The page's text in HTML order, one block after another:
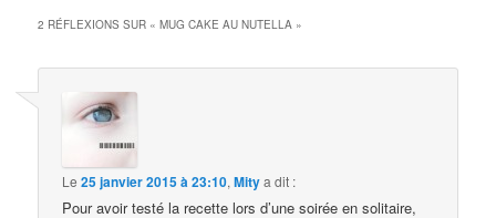
2 RÉFLEXIONS SUR «MUG CAKE AU NUTELLA »
Le25 janvier 2015 à 23:10,Mitya dit :
Pour avoir testé la recette lors d’une soirée en solitaire,